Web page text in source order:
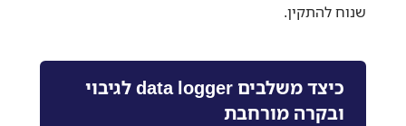
שנוח להתקין.
כיצד משלבים data logger לגיבוי
ובקרה מורחבת